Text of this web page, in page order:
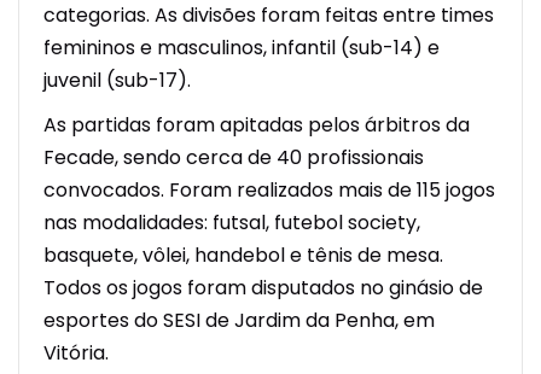
categorias. As divisões foram feitas entre times
femininos e masculinos, infantil (sub-14) e
juvenil (sub-17).
As partidas foram apitadas pelos árbitros da
Fecade, sendo cerca de 40 profissionais
convocados. Foram realizados mais de 115 jogos
nas modalidades: futsal, futebol society,
basquete, vôlei, handebol e tênis de mesa.
Todos os jogos foram disputados no ginásio de
esportes do SESI de Jardim da Penha, em
Vitória.